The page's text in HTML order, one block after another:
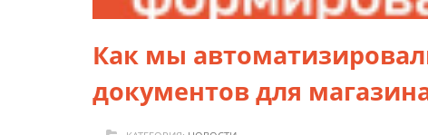
Как мы
документов для